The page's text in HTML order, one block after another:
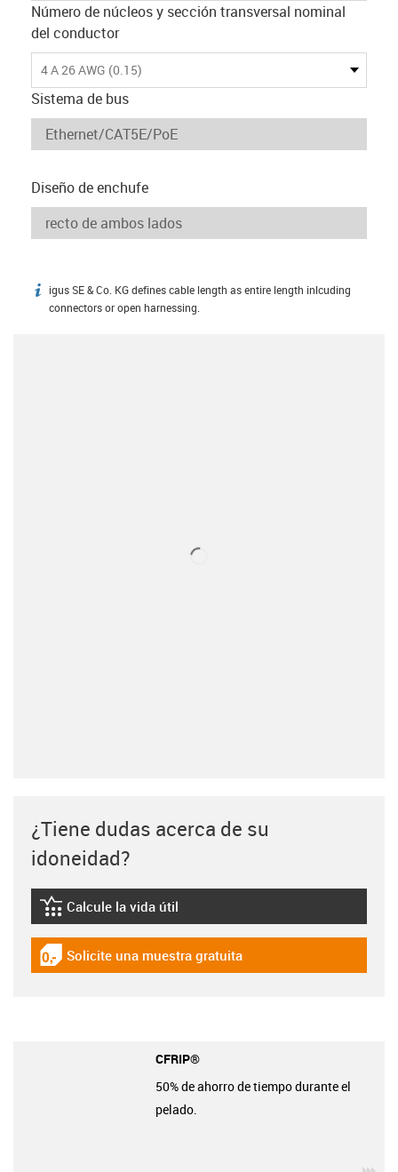
Número de núcleos y sección transversal nominal
del conductor
4 A 26 AWG (0.15)
Sistema de bus
Diseño de enchufe
igus-icon-info
igus SE & Co. KG defines cable length as entire length inlcuding
connectors or open harnessing.
¿Tiene dudas acerca de su
idoneidad?
igus-icon-lebensdauerrechner
Calcule la vida útil
igus-icon-gratismuster
Solicite una muestra gratuita
CFRIP®
50% de ahorro de tiempo durante el
pelado.